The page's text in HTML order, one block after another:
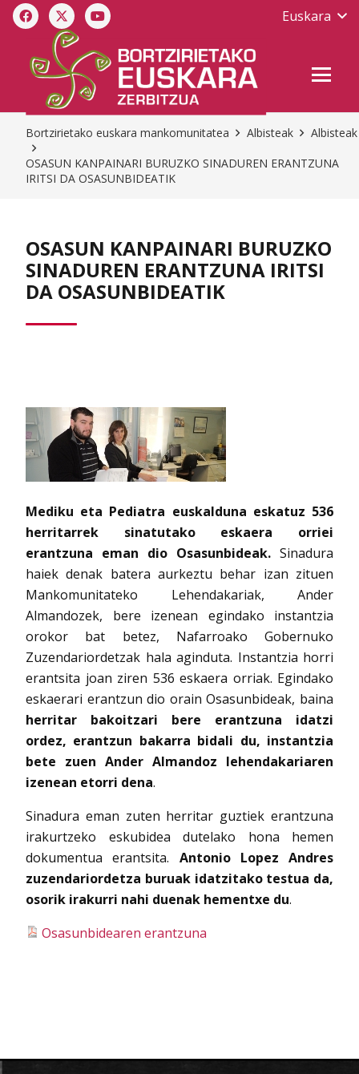
Euskara
Bortzirietako euskara mankomunitatea Albisteak
Albisteak
OSASUN KANPAINARI BURUZKO SINADUREN ERANTZUNA
IRITSI DA OSASUNBIDEATIK
OSASUN KANPAINARI BURUZKO
SINADUREN ERANTZUNA IRITSI
DA OSASUNBIDEATIK
Mediku eta Pediatra euskalduna eskatuz 536
herritarrek sinatutako eskaera orriei
erantzuna eman dio Osasunbideak. Sinadura
haiek denak batera aurkeztu behar izan zituen
Mankomunitateko Lehendakariak, Ander
Almandozek, bere izenean egindako instantzia
orokor bat betez, Nafarroako Gobernuko
Zuzendariordetzak hala aginduta. Instantzia horri
erantsita joan ziren 536 eskaera orriak. Egindako
eskaerari erantzun dio orain Osasunbideak, baina
herritar bakoitzari bere erantzuna idatzi
ordez, erantzun bakarra bidali du, instantzia
bete zuen Ander Almandoz lehendakariaren
izenean etorri dena.
Sinadura eman zuten herritar guztiek erantzuna
irakurtzeko eskubidea dutelako hona hemen
dokumentua erantsita. Antonio Lopez Andres
zuzendariordetza buruak idatzitako testua da,
osorik irakurri nahi duenak hementxe du.
Osasunbidearen erantzuna